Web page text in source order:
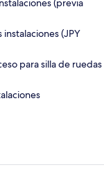
(previa
instalaciones (JPY
para silla de ruedas